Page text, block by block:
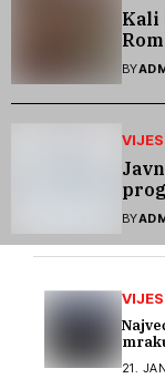
Kali
BY
BY
21.